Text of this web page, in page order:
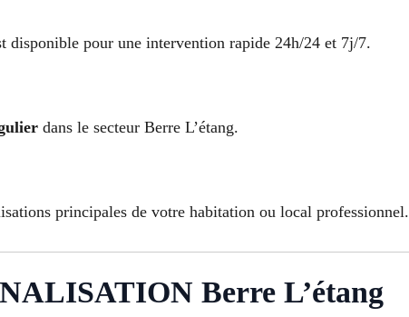
disponible pour une intervention rapide 24h/24 et 7j/7.
dans le secteur Berre L’étang.
principales de votre habitation ou local professionnel.
Berre L’étang